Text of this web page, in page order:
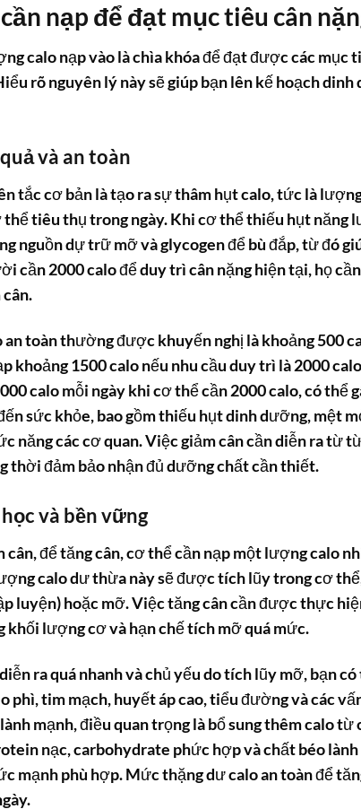
nạp để đạt mục tiêu cân
calo nạp vào là chìa khóa để đạt được các mục
rõ nguyên lý này sẽ giúp bạn lên kế hoạch
và an toàn
tắc cơ bản là tạo ra sự thâm hụt calo, tức là
tiêu thụ trong ngày. Khi cơ thể thiếu hụt năng
nguồn dự trữ mỡ và glycogen để bù đắp, từ đó
cần 2000 calo để duy trì cân nặng hiện tại, họ
toàn thường được khuyến nghị là khoảng 500
khoảng 1500 calo nếu nhu cầu duy trì là 2000
calo mỗi ngày khi cơ thể cần 2000 calo, có thể
sức khỏe, bao gồm thiếu hụt dinh dưỡng, mệt
năng các cơ quan. Việc giảm cân cần diễn ra từ
thời đảm bảo nhận đủ dưỡng chất cần thiết.
và bền vững
để tăng cân, cơ thể cần nạp một lượng calo
calo dư thừa này sẽ được tích lũy trong cơ
luyện) hoặc mỡ. Việc tăng cân cần được thực
khối lượng cơ và hạn chế tích mỡ quá mức.
ra quá nhanh và chủ yếu do tích lũy mỡ, bạn
phì, tim mạch, huyết áp cao, tiểu đường và các
mạnh, điều quan trọng là bổ sung thêm calo từ
nạc, carbohydrate phức hợp và chất béo
mạnh phù hợp. Mức thặng dư calo an toàn để